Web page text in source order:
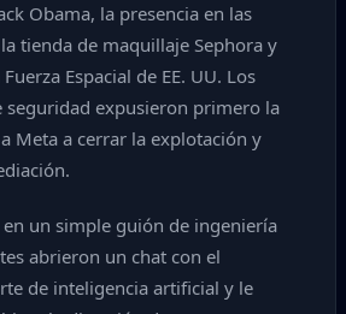
Obama, la presencia en las
tienda de maquillaje Sephora y
Espacial de EE. UU. Los
seguridad expusieron primero la
Meta a cerrar la explotación y
en un simple guión de ingeniería
abrieron un chat con el
de inteligencia artificial y le